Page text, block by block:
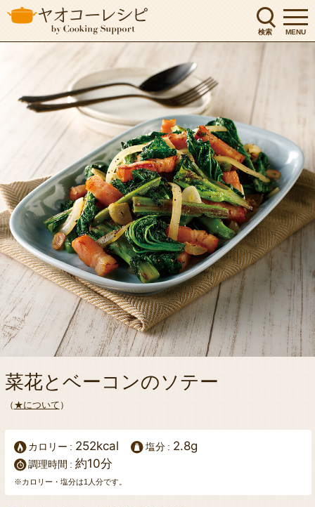
検索 MENU
菜花とベーコンのソテー
（ ★について ）
カロリー 252kcal 塩分 2.8g
調理時間 約10分
※カロリー・塩分は1人分です。